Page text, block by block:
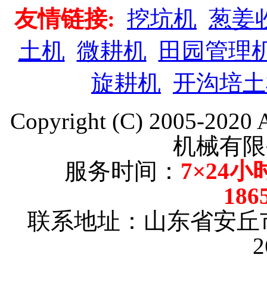
友情链接: 挖坑机 葱姜
土机 微耕机
田园管理
旋耕机 开沟培
Copyright (C) 2005-2020
机械有
服务时间： 7×24小
联系地址：山东省安